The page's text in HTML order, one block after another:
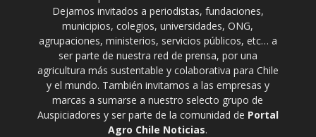
Dejamos invitados a periodistas, fundaciones,
municipios, colegios, universidades, ONG,
agrupaciones, ministerios, servicios públicos, etc… a
ser parte de nuestra red de prensa, por una
agricultura más sustentable y colaborativa para Chile
y el mundo. También invitamos a las empresas y
marcas a sumarse a nuestro selecto grupo de
Auspiciadores y ser parte de la comunidad de Portal
Agro Chile Noticias.